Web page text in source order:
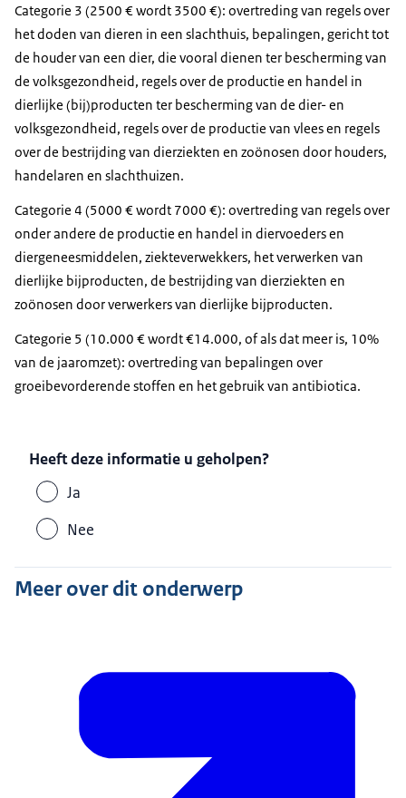
Categorie 3 (2500 € wordt 3500 €): overtreding van regels over
het doden van dieren in een slachthuis, bepalingen, gericht tot
de houder van een dier, die vooral dienen ter bescherming van
de volksgezondheid, regels over de productie en handel in
dierlijke (bij)producten ter bescherming van de dier- en
volksgezondheid, regels over de productie van vlees en regels
over de bestrijding van dierziekten en zoönosen door houders,
handelaren en slachthuizen.
Categorie 4 (5000 € wordt 7000 €): overtreding van regels over
onder andere de productie en handel in diervoeders en
diergeneesmiddelen, ziekteverwekkers, het verwerken van
dierlijke bijproducten, de bestrijding van dierziekten en
zoönosen door verwerkers van dierlijke bijproducten.
Categorie 5 (10.000 € wordt €14.000, of als dat meer is, 10%
van de jaaromzet): overtreding van bepalingen over
groeibevorderende stoffen en het gebruik van antibiotica.
Heeft deze informatie u geholpen?
Ja
Nee
Meer over dit onderwerp